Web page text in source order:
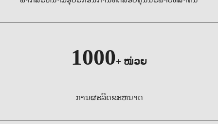
1000+ ໜ່ວຍ
ການຜະລິດຂະຫນາດ